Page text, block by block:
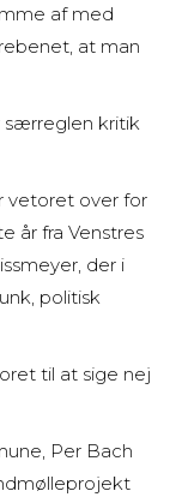
af med
at man
særreglen kritik
vetoret over for
år fra Venstres
der i
politisk
til at sige nej
Per Bach